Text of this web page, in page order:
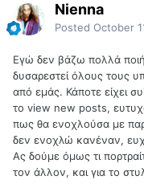
Nienna
Posted October
Εγώ δεν βάζω πολλά
δυσαρεστεί όλους τους
από εμάς. Κάποτε είχει
το view new posts,
πως θα ενοχλούσα με
δεν ενοχλώ κανέναν,
Ας δούμε όμως τι
τον άλλον, και για το